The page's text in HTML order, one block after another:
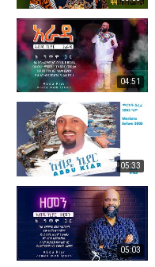
04:51
05:33
05:03